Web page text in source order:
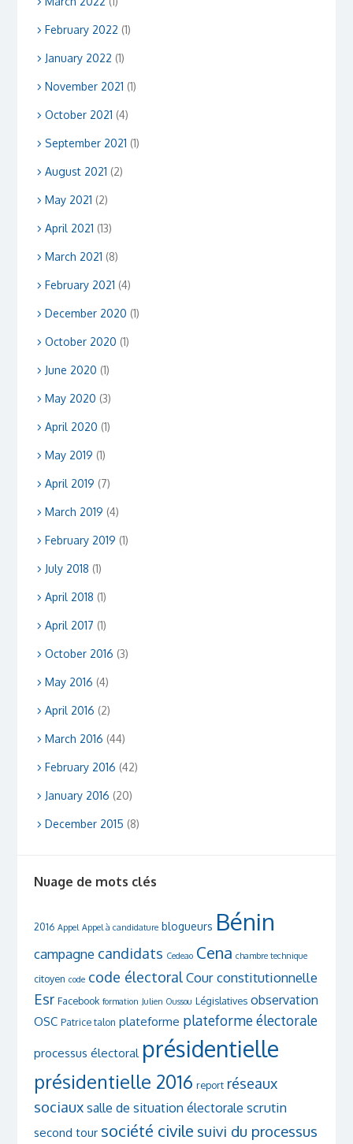
February 2022 (1)
January 2022 (1)
November 2021 (1)
October 2021 (4)
September 2021 (1)
August 2021 (2)
May 2021 (2)
April 2021 (13)
March 2021 (8)
February 2021 (4)
December 2020 (1)
October 2020 (1)
June 2020 (1)
May 2020 (3)
April 2020 (1)
May 2019 (1)
April 2019 (7)
March 2019 (4)
February 2019 (1)
July 2018 (1)
April 2018 (1)
April 2017 (1)
October 2016 (3)
May 2016 (4)
April 2016 (2)
March 2016 (44)
February 2016 (42)
January 2016 (20)
December 2015 (8)
Nuage de mots clés
2016 Appel Appel à candidature blogueurs Bénin
campagne candidats Cedeao Cena chambre technique
citoyen code code électoral Cour constitutionnelle
Esr Facebook formation Julien Oussou Législatives observation
OSC Patrice talon plateforme plateforme électorale
processus électoral présidentielle
présidentielle 2016 report réseaux
sociaux salle de situation électorale scrutin
second tour société civile suivi du processus